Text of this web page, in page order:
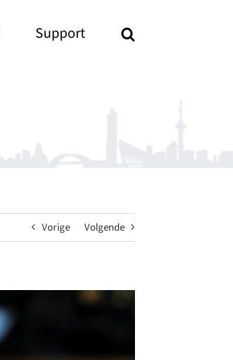
Support
Vorige Volgende